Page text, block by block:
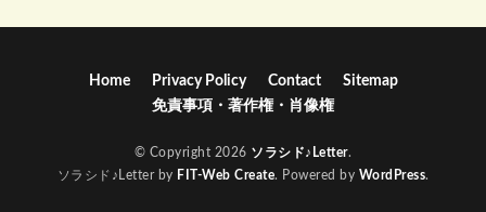
Home Privacy Policy Contact
Sitemap
免責事項・著作権・肖像権
© Copyright 2026 ソラシド♪Letter.
ソラシド♪Letter by FIT-Web Create. Powered by WordPress.